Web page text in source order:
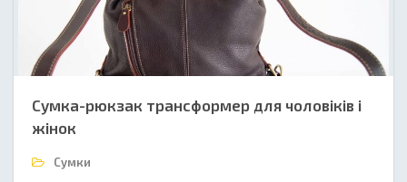
Сумка-рюкзак трансформер для чоловіків і
жінок
Сумки